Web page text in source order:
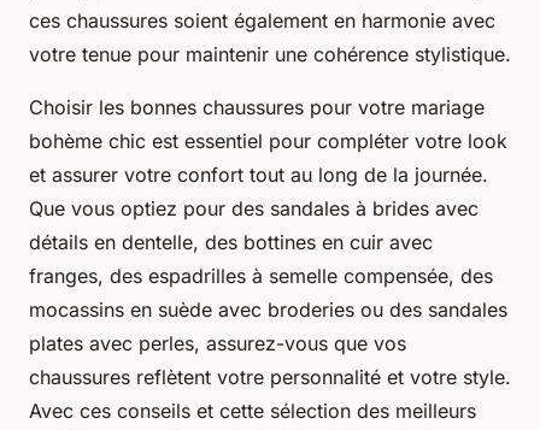
ces chaussures soient également en harmonie avec
votre tenue pour maintenir une cohérence stylistique.
Choisir les bonnes chaussures pour votre mariage
bohème chic est essentiel pour compléter votre look
et assurer votre confort tout au long de la journée.
Que vous optiez pour des sandales à brides avec
détails en dentelle, des bottines en cuir avec
franges, des espadrilles à semelle compensée, des
mocassins en suède avec broderies ou des sandales
plates avec perles, assurez-vous que vos
chaussures reflètent votre personnalité et votre style.
Avec ces conseils et cette sélection des meilleurs